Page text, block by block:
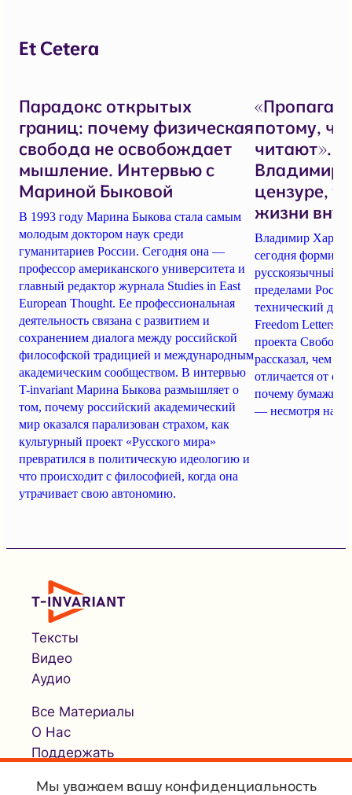
Et Cetera
Парадокс открытых
границ: почему физическая
свобода не освобождает
мышление. Интервью с
Мариной Быковой
В 1993 году Марина Быкова стала самым
молодым доктором наук среди
гуманитариев России. Сегодня она —
профессор американского университета и
главный редактор журнала Studies in East
European Thought. Ее профессиональная
деятельность связана с развитием и
сохранением диалога между российской
философской традицией и международным
академическим сообществом. В интервью
T-invariant Марина Быкова размышляет о
том, почему российский академический
мир оказался парализован страхом, как
культурный проект «Русского мира»
превратился в политическую идеологию и
что происходит с философией, когда она
утрачивает свою автономию.
потому,
читают».
Владимир
цензуре,
жизни
Владимир
сегодня
русскоязычный
пределами
технический
Freedom Letters и
проекта
рассказал, чем
отличается от
почему
— несмотря на
Тексты
Видео
Аудио
Все Материалы
О Нас
Поддержать
Мы уважаем вашу конфиденциальность